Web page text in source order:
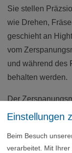
Sie stellen
wie Drehen,
geschieht an
vom
und während des
behalten werden.
Der
Ausbildungsberuf
dem zweiten
Einstellungen
Beim Besuch
verarbeitet. Mit